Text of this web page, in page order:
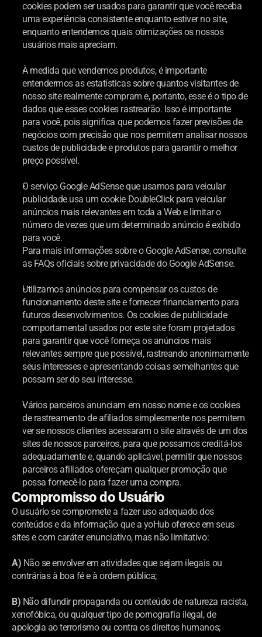
cookies podem ser usados para garantir que você receba
uma experiência consistente enquanto estiver no site,
enquanto entendemos quais otimizações os nossos
usuários mais apreciam.
À medida que vendemos produtos, é importante
entendermos as estatísticas sobre quantos visitantes de
nosso site realmente compram e, portanto, esse é o tipo de
dados que esses cookies rastrearão. Isso é importante
para você, pois significa que podemos fazer previsões de
negócios com precisão que nos permitem analisar nossos
custos de publicidade e produtos para garantir o melhor
preço possível.
O serviço Google AdSense que usamos para veicular
publicidade usa um cookie DoubleClick para veicular
anúncios mais relevantes em toda a Web e limitar o
número de vezes que um determinado anúncio é exibido
para você.
Para mais informações sobre o Google AdSense, consulte
as FAQs oficiais sobre privacidade do Google AdSense.
Utilizamos anúncios para compensar os custos de
funcionamento deste site e fornecer financiamento para
futuros desenvolvimentos. Os cookies de publicidade
comportamental usados por este site foram projetados
para garantir que você forneça os anúncios mais
relevantes sempre que possível, rastreando anonimamente
seus interesses e apresentando coisas semelhantes que
possam ser do seu interesse.
Vários parceiros anunciam em nosso nome e os cookies
de rastreamento de afiliados simplesmente nos permitem
ver se nossos clientes acessaram o site através de um dos
sites de nossos parceiros, para que possamos creditá-los
adequadamente e, quando aplicável, permitir que nossos
parceiros afiliados ofereçam qualquer promoção que
possa fornecê-lo para fazer uma compra.
Compromisso do Usuário
O usuário se compromete a fazer uso adequado dos
conteúdos e da informação que a yoHub oferece em seus
sites e com caráter enunciativo, mas não limitativo:
A) Não se envolver em atividades que sejam ilegais ou
contrárias à boa fé e à ordem pública;
B) Não difundir propaganda ou conteúdo de natureza racista,
xenofóbica, ou qualquer tipo de pornografia ilegal, de
apologia ao terrorismo ou contra os direitos humanos;